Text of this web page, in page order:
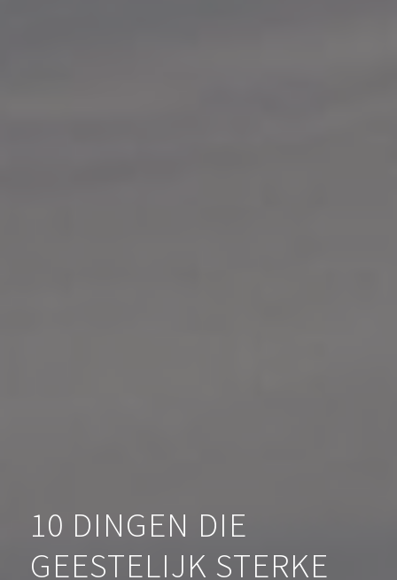
10 DINGEN DIE
GEESTELIJK STERKE